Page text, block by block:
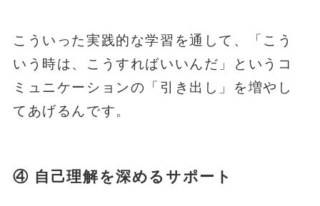
こういった実践的な学習を通して、「こう
いう時は、こうすればいいんだ」というコ
ミュニケーションの「引き出し」を増やし
てあげるんです。
④ 自己理解を深めるサポート